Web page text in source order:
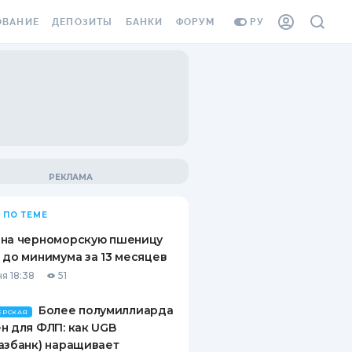
РУ
ВИНЬЕТКА
СОТРУДНИКОВ
ОТ
СЛУЧАЕВ
ДЕПОЗИТЫ
ВОПРОСЫ И ОТВЕТЫ
ПУТЕВОДИТЕЛИ ПО
БАНКИ ФОРУМ
ПО ТЕМЕ
черноморскую пшеницу
до минимума за 13 месяцев
18:38 51
Более полумиллиарда
для ФЛП: как UGB
наращивает